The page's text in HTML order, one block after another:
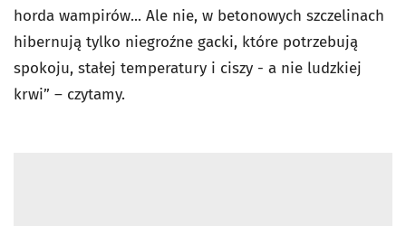
horda wampirów... Ale nie, w betonowych szczelinach
hibernują tylko niegroźne gacki, które potrzebują
spokoju, stałej temperatury i ciszy - a nie ludzkiej
krwi” – czytamy.